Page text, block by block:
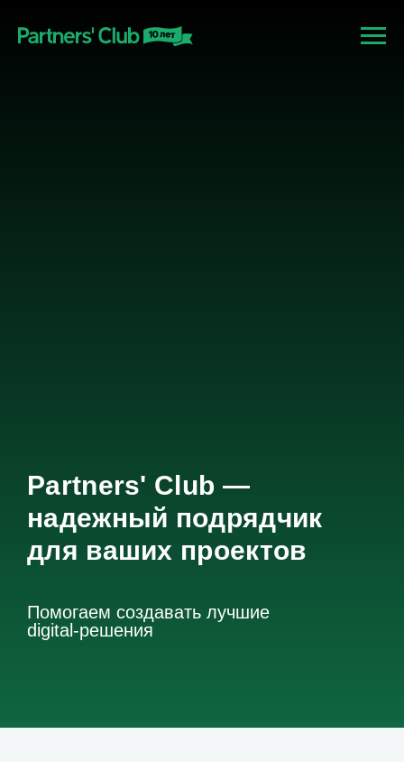
Partners' Club —
надежный подрядчик
для ваших проектов
Помогаем создавать лучшие
digital-решения